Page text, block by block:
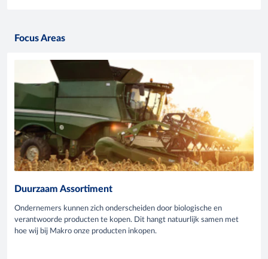
Focus Areas
Duurzaam Assortiment
Ondernemers kunnen zich onderscheiden door biologische en
verantwoorde producten te kopen. Dit hangt natuurlijk samen met
hoe wij bij Makro onze producten inkopen.